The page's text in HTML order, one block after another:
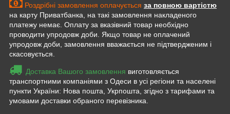
Роздрібні замовлення оплачується за повною вартістю
на карту Приватбанка, на такі замовлення накладеного
платежу немає. Оплату за вказівний товар необхідно
проводити упродовж доби. Якщо товар не оплачений
упродовж доби, замовлення вважається не підтвердженим і
скасовується.
Доставка Вашого замовлення виготовляється
транспортними компаніями з Одеси в усі регіони та населені
пункти України: Нова пошта, Укрпошта, згідно з тарифами та
умовами доставки обраного перевізника.